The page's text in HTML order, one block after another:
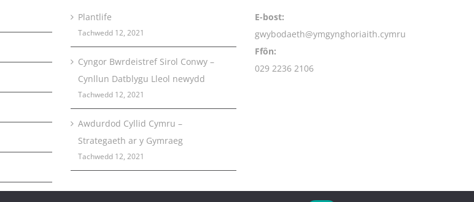
Plantlife
Tachwedd 12, 2021
Cyngor Bwrdeistref Sirol Conwy –
Cynllun Datblygu Lleol newydd
Tachwedd 12, 2021
Awdurdod Cyllid Cymru –
Strategaeth ar y Gymraeg
Tachwedd 12, 2021
E-bost:
gwybodaeth@ymgynghoriaith.cymru
Ffôn:
029 2236 2106